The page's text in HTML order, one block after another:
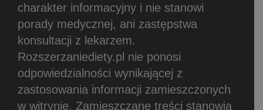
charakter informacyjny i nie stanowi
porady medycznej, ani zastępstwa
konsultacji z lekarzem.
Rozszerzaniediety.pl nie ponosi
odpowiedzialności wynikającej z
zastosowania informacji zamieszczonych
w witrynie. Zamieszczane treści stanowią